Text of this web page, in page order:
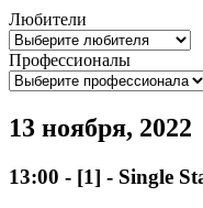
Любители
Профессионалы
13 ноября, 2022
13:00 - [1] - Single